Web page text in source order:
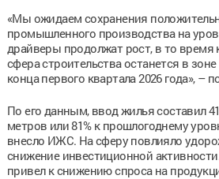
«Мы ожидаем сохранения
промышленного производства на
драйверы продолжат рост, в то время
сфера строительства останется в
конца первого квартала 2026 года», –
По его данным, ввод жилья составил
метров или 81% к прошлогоднему
внесло ИЖС. На сферу повлияло
снижение инвестиционной
привел к снижению спроса на